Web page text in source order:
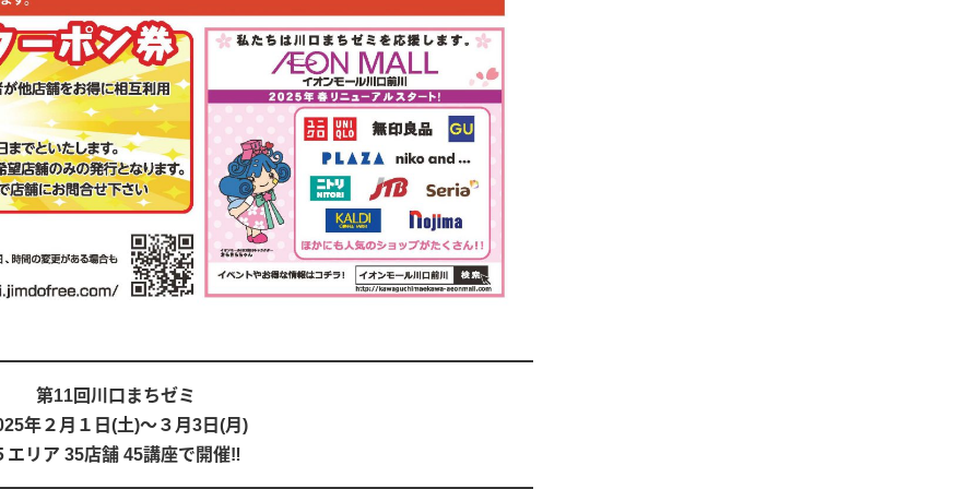
第11回川口まちゼミ
年２月１日(土)～３月3日(月)
エリア 35店舗 45講座で開催‼